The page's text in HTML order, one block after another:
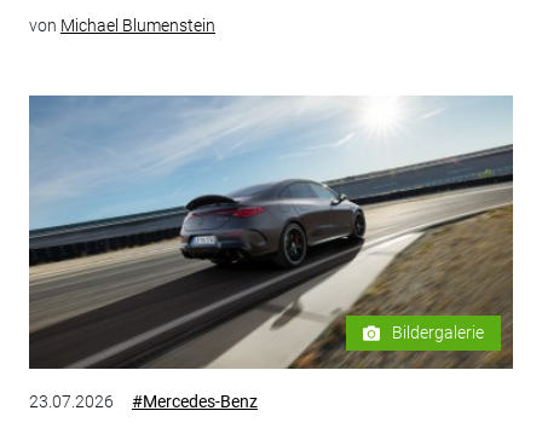
von Michael Blumenstein
Bildergalerie
23.07.2026 #Mercedes-Benz